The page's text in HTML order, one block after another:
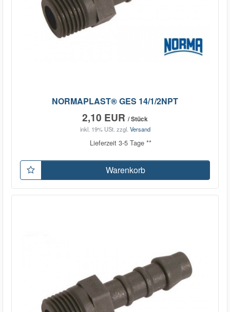
NORMAPLAST® GES 14/1/2NPT
2,10 EUR / Stück
inkl. 19% USt. zzgl. Versand
Lieferzeit 3-5 Tage **
Warenkorb